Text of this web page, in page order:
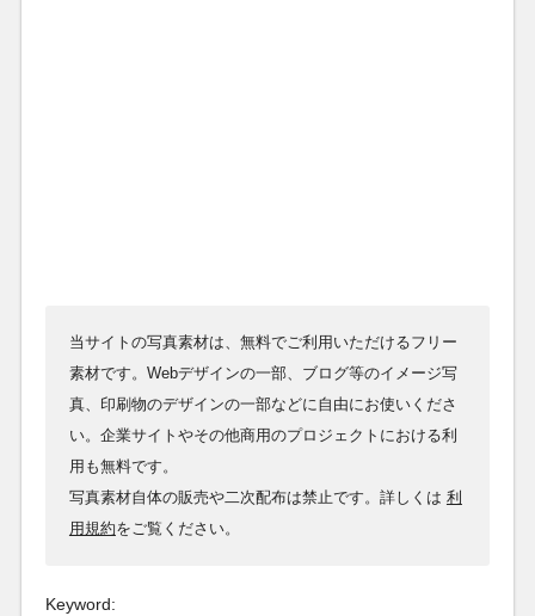
当サイトの写真素材は、無料でご利用いただけるフリー
素材です。Webデザインの一部、ブログ等のイメージ写
真、印刷物のデザインの一部などに自由にお使いくださ
い。企業サイトやその他商用のプロジェクトにおける利
用も無料です。
写真素材自体の販売や二次配布は禁止です。詳しくは 利
用規約をご覧ください。
Keyword: